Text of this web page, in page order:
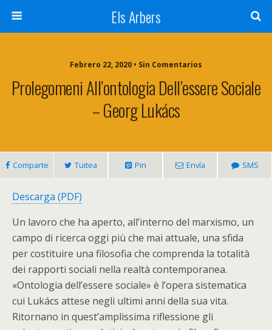
Els Arbers
Febrero 22, 2020 • Sin Comentarios
Prolegomeni All’ontologia Dell’essere Sociale
– Georg Lukács
Comparte Tuitea Pin Envía SMS
Descarga (PDF)
Un lavoro che ha aperto, all’interno del marxismo, un
campo di ricerca oggi più che mai attuale, una sfida
per costituire una filosofia che comprenda la totalità
dei rapporti sociali nella realtà contemporanea.
«Ontologia dell’essere sociale» è l’opera sistematica
cui Lukács attese negli ultimi anni della sua vita.
Ritornano in quest’amplissima riflessione gli